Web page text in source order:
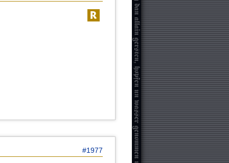
#1977